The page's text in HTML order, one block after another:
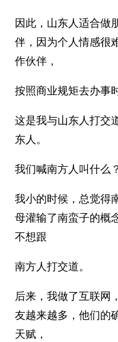
因此，山东人适合做
伴，因为个人情感很
作伙伴，
按照商业规矩去办事
这是我与山东人打交
东人。
我们喊南方人叫什么
我小的时候，总觉得
母灌输了南蛮子的概
不想跟
南方人打交道。
后来，我做了互联网
友越来越多，他们的
天赋，